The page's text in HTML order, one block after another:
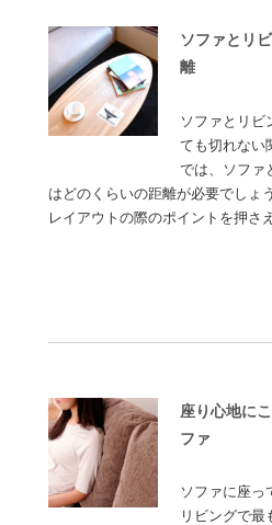
ソファとリ
離
ソファとリビ
ても切れない
では、ソファ
はどのくらいの距離が必要でしょ
レイアウトの際のポイントを押さ
座り心地に
ファ
ソファに座っ
リビングで最